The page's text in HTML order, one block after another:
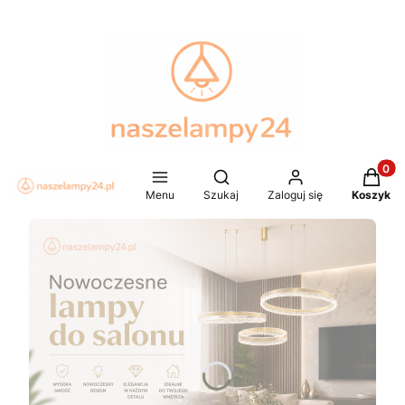
Menu
Otwórz wyszukiwarkę
Szukaj Zaloguj się Koszyk